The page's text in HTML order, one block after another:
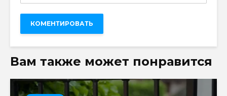
Вам также может понравится